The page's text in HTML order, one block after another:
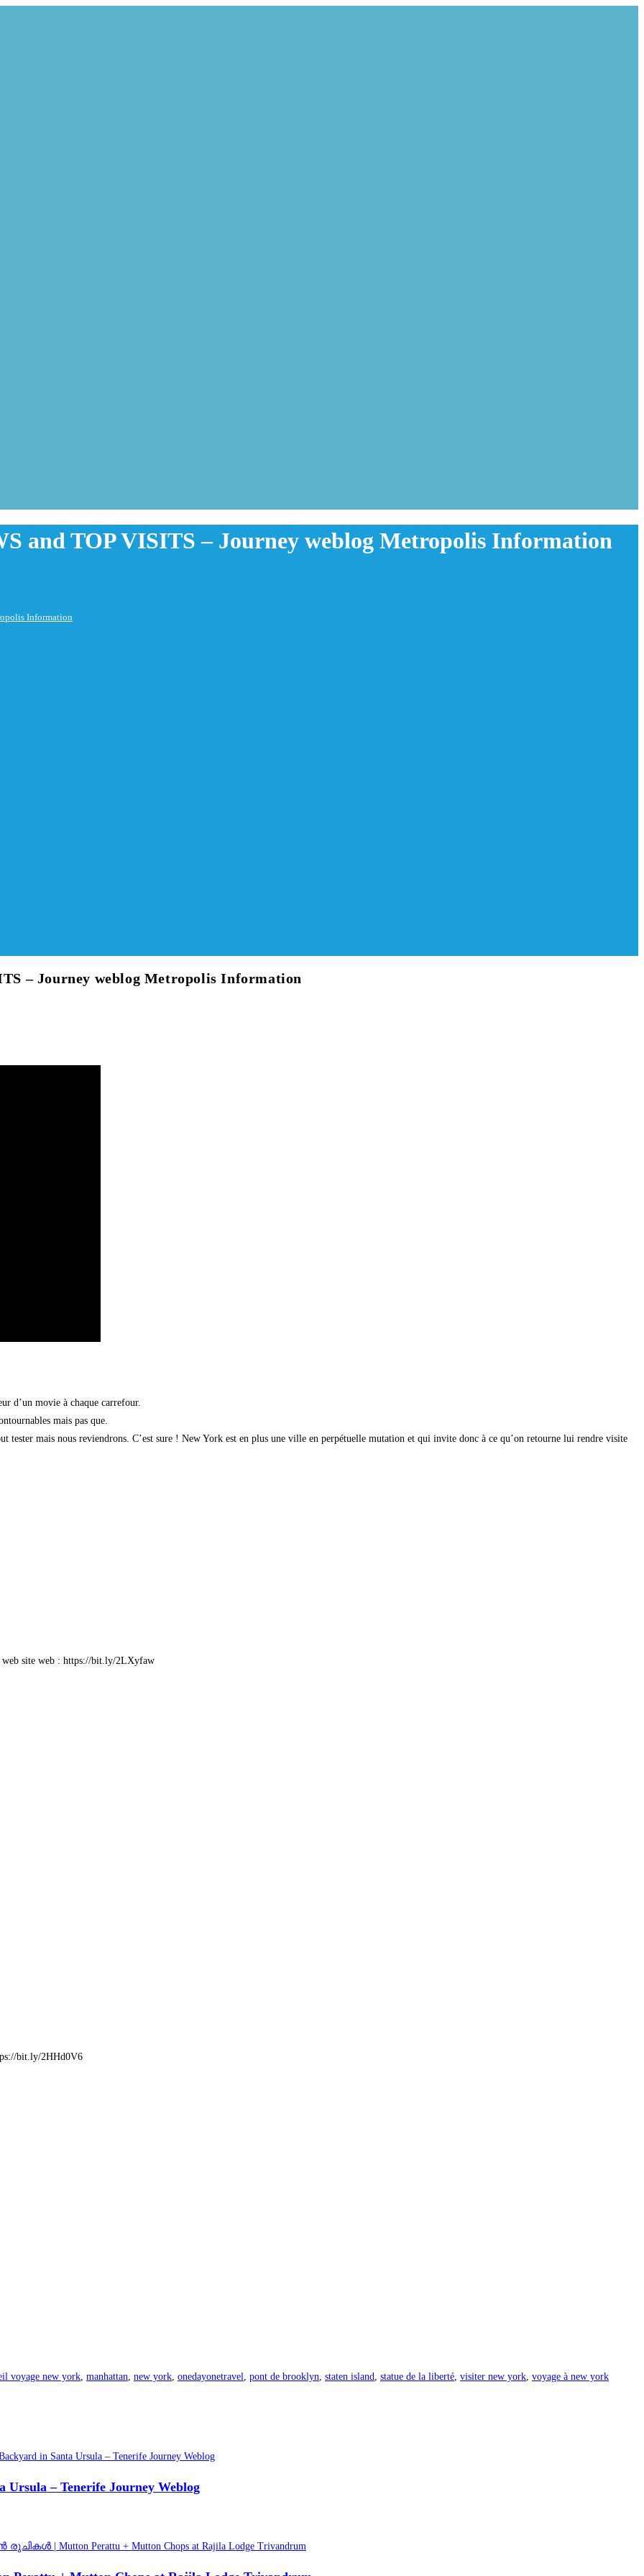
and TOP VISITS – Journey weblog Metropolis Information
Information
– Journey weblog Metropolis Information
d’un movie à chaque carrefour.
mais pas que.
tester mais nous reviendrons. C’est sure ! New York est en plus une ville en perpétuelle mutation et qui invite donc à ce qu’on retourne lui rendre visite
web site web : https://bit.ly/2LXyfaw
bit.ly/2HHd0V6
voyage new york manhattan new york onedayonetravel pont de brooklyn staten island statue de la liberté visiter new york voyage à new york
Ursula – Tenerife Journey Weblog